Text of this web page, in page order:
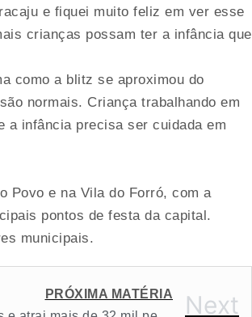
e fiquei muito feliz em ver esse
crianças possam ter a infância que
como a blitz se aproximou do
normais. Criança trabalhando em
a infância precisa ser cuidada em
Povo e na Vila do Forró, com a
pontos de festa da capital.
municipais.
PRÓXIMA MATÉRIA
Next